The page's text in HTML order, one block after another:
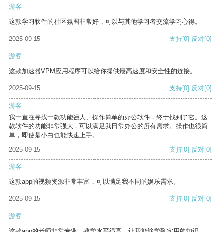
游客
这款学习软件的社区氛围非常好，可以与其他学习者交流学习心得。
2025-09-15 支持[0] 反对[0]
游客
这款加速器VPM应用程序可以给你提供最高速度和安全性的连接。
2025-09-15 支持[0] 反对[0]
游客
我一直在寻找一款功能强大、操作简单的办公软件，终于找到了它。这
款软件的功能非常强大，可以满足我日常办公的所有需求。操作也很简
单，即使是小白也能快速上手。
2025-09-15
支持[0] 反对[0]
游客
这款app的视频资源非常丰富，可以满足我不同的娱乐需求。
2025-09-15 支持[0] 反对[0]
游客